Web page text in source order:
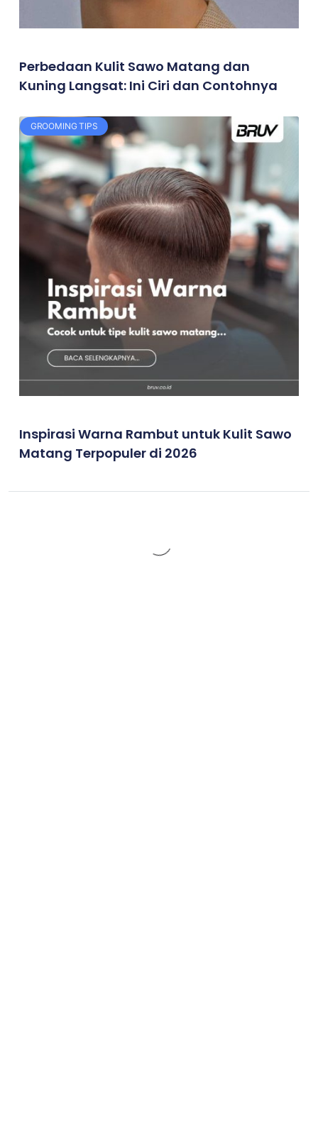
Perbedaan Kulit Sawo Matang dan
Kuning Langsat: Ini Ciri dan Contohnya
GROOMING TIPS
Inspirasi Warna Rambut untuk Kulit Sawo
Matang Terpopuler di 2026